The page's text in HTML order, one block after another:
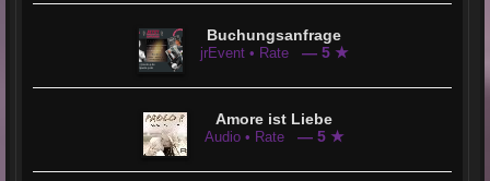
Buchungsanfrage
jrEvent • Rate — 5 ★
Amore ist Liebe
Audio • Rate — 5 ★